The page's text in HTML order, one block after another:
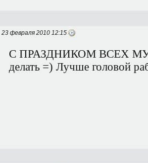
23 февраля 2010 12:15
С ПРАЗДНИКОМ ВСЕХ
делать =) Лучше головой